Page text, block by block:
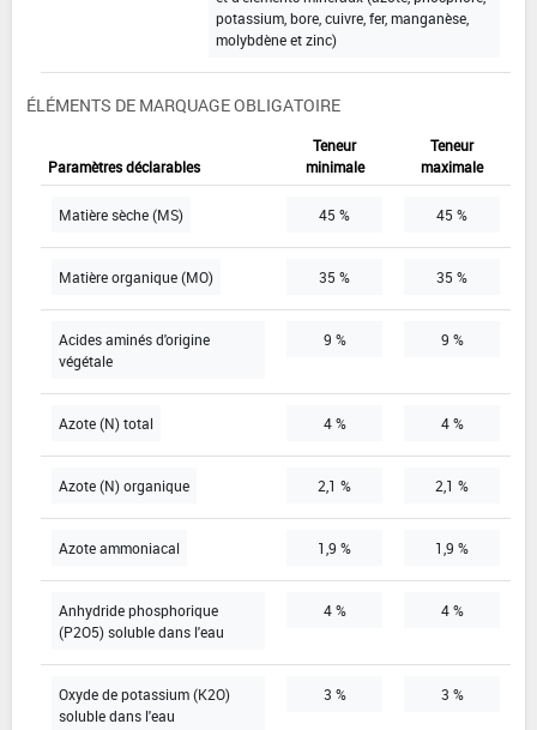
potassium, bore, cuivre, fer, manganèse,
molybdène et zinc)
ÉLÉMENTS DE MARQUAGE OBLIGATOIRE
Paramètres déclarables
Teneur
minimale
Teneur
maximale
Matière sèche (MS) 45 % 45 %
Matière organique (MO) 35 % 35 %
Acides aminés d'origine
végétale
9 % 9 %
Azote (N) total 4 % 4 %
Azote (N) organique 2,1 % 2,1 %
Azote ammoniacal 1,9 % 1,9 %
Anhydride phosphorique
(P2O5) soluble dans l'eau
4 % 4 %
Oxyde de potassium (K2O)
soluble dans l'eau
3 % 3 %